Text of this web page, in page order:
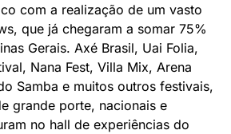
com a realização de um vasto
que já chegaram a somar 75%
Gerais. Axé Brasil, Uai Folia,
Nana Fest, Villa Mix, Arena
Samba e muitos outros festivais,
grande porte, nacionais e
no hall de experiências do